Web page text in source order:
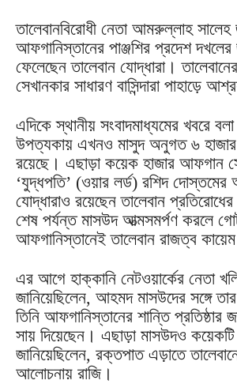
তালেবানবিরোধী নেতা আমরুল্লাহ সালেহ
আফগানিস্তানের পাঞ্জশির প্রদেশ
ফেলেছেন তালেবান যোদ্ধারা।
সেখানকার সাধারণ বাসিন্দারা পাহাড়ে
এদিকে স্থানীয় সংবাদমাধ্যমের খবরে বলা
উপত্যকায় এখনও মাসুদ অনুগত ৬ হাজার
রয়েছে। এছাড়া কয়েক হাজার আফগান
‘যুদ্ধপতি’ (ওয়ার লর্ড) রশিদ দোস্তমের
যোদ্ধারাও রয়েছেন তালেবান
শেষ পর্যন্ত মাসউদ আত্মসমর্পণ করলে
আফগানিস্তানেই তালেবান রাজত্ব
এর আগে হাক্কানি নেটওয়ার্কের নেতা
জানিয়েছিলেন, আহমদ মাসউদের সঙ্গে
তিনি আফগানিস্তানের শান্তি প্রতিষ্ঠার
সায় দিয়েছেন। এছাড়া মাসউদও কয়েকটি
জানিয়েছিলেন, রক্তপাত এড়াতে
আলোচনায় রাজি।